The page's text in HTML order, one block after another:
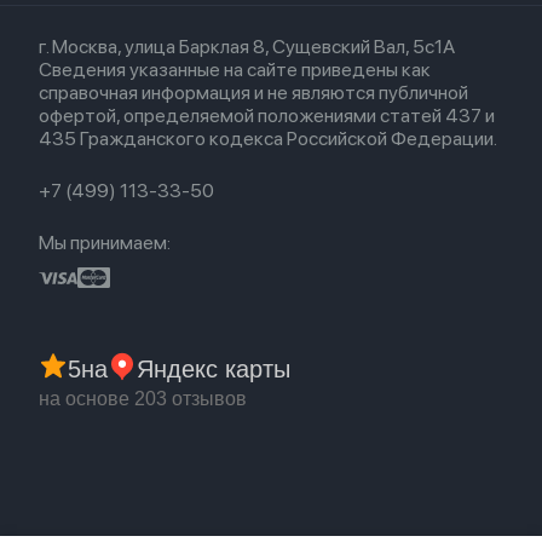
Airpods 2
Airpods (1-е)
Для Apple Watch
Политика конфиденциальности
Оплата и доставка
Партнерская программа
Гарантия
Обмен и возврат
Trade-in
Новые поступления
Популярное
Акции
г. Москва, улица Барклая 8, Сущевский Вал, 5с1А
Сведения указанные на сайте приведены как
справочная информация и не являются публичной
офертой, определяемой положениями статей 437 и
435 Гражданского кодекса Российской Федерации.
+7 (499) 113-33-50
Мы принимаем:
5на Яндекс карты
на основе 203 отзывов